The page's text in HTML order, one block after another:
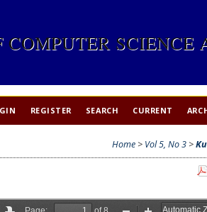
COMPUTER
REGISTER SEARCH CURRENT
Home > Vol 5, No 3 >